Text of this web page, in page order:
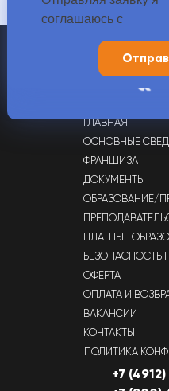
г. Рязань,
соглашаюсь с
ГЛАВНАЯ
ОСНОВНЫЕ
ФРАНШИЗА
ДОКУМЕНТЫ
ОБРАЗОВАНИЕ/
ПЛАТНЫЕ
БЕЗОПАСНОСТЬ
ОФЕРТА
ОПЛАТА И
ВАКАНСИИ
КОНТАКТЫ
ПОЛИТИКА
+7